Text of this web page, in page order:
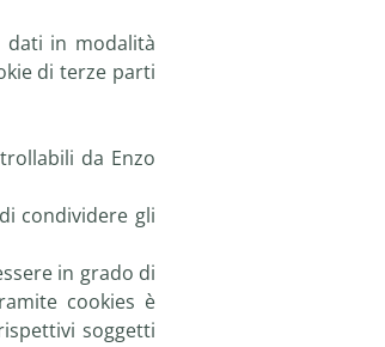
dati in modalità
di terze parti
da Enzo
condividere gli
in grado di
cookies è
soggetti